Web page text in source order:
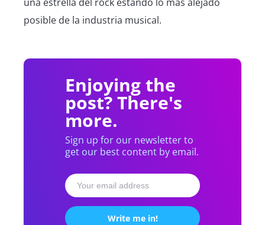
posible de la industria musical.
Enjoying the
post? There's
more.
Sign up for our newsletter to
get our best content by email.